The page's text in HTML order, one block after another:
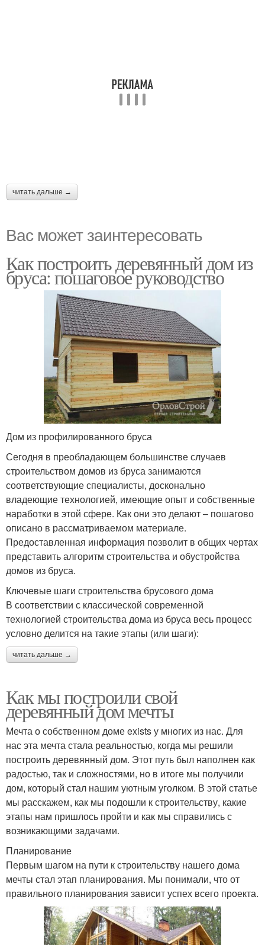
читать дальше →
Вас может заинтересовать
Как построить деревянный дом из
бруса: пошаговое руководство
Дом из профилированного бруса
Сегодня в преобладающем большинстве случаев
строительством домов из бруса занимаются
соответствующие специалисты, досконально
владеющие технологией, имеющие опыт и собственные
наработки в этой сфере. Как они это делают – пошагово
описано в рассматриваемом материале.
Предоставленная информация позволит в общих чертах
представить алгоритм строительства и обустройства
домов из бруса.
Ключевые шаги строительства брусового дома
В соответствии с классической современной
технологией строительства дома из бруса весь процесс
условно делится на такие этапы (или шаги):
читать дальше →
Как мы построили свой
деревянный дом мечты
Мечта о собственном доме exists у многих из нас. Для
нас эта мечта стала реальностью, когда мы решили
построить деревянный дом. Этот путь был наполнен как
радостью, так и сложностями, но в итоге мы получили
дом, который стал нашим уютным уголком. В этой статье
мы расскажем, как мы подошли к строительству, какие
этапы нам пришлось пройти и как мы справились с
возникающими задачами.
Планирование
Первым шагом на пути к строительству нашего дома
мечты стал этап планирования. Мы понимали, что от
правильного планирования зависит успех всего проекта.